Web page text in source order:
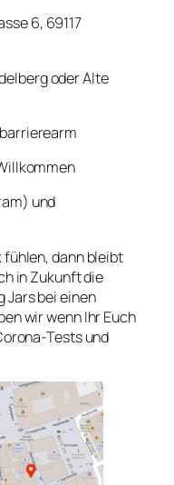
6, 69117
oder Alte
und
fühlen, dann bleibt
in Zukunft die
Jars bei einen
wir wenn Ihr Euch
Tests und